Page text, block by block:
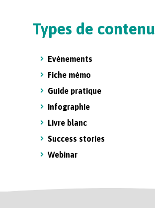
Types de contenu
Evénements
Fiche mémo
Guide pratique
Infographie
Livre blanc
Success stories
Webinar